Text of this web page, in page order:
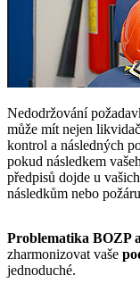
Nedodržování
může mít nejen
kontrol a následných
pokud následkem
předpisů dojde u
následkům nebo
Problematika BOZP
zharmonizovat vaše
jednoduché.